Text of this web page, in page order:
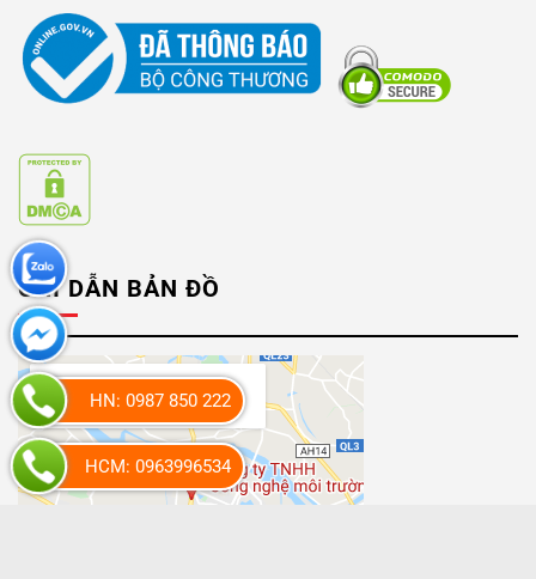
CHỈ DẪN BẢN ĐỒ
HN: 0987 850 222
HCM: 0963996534